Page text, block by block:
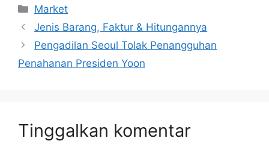
Kategori
Market
Jenis Barang, Faktur & Hitungannya
Pengadilan Seoul Tolak Penangguhan
Penahanan Presiden Yoon
Tinggalkan komentar